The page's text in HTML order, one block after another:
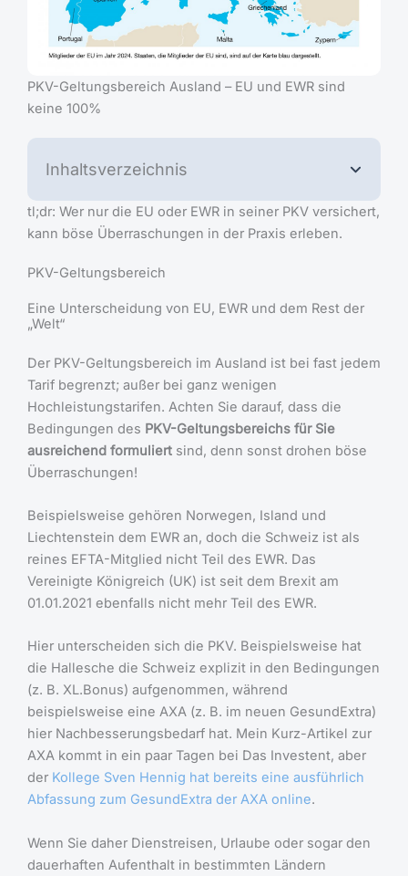
PKV-Geltungsbereich Ausland – EU und EWR sind
keine 100%
Inhaltsverzeichnis
tl;dr: Wer nur die EU oder EWR in seiner PKV versichert,
kann böse Überraschungen in der Praxis erleben.
PKV-Geltungsbereich
Eine Unterscheidung von EU, EWR und dem Rest der
„Welt“
Der PKV-Geltungsbereich im Ausland ist bei fast jedem
Tarif begrenzt; außer bei ganz wenigen
Hochleistungstarifen. Achten Sie darauf, dass die
Bedingungen des PKV-Geltungsbereichs für Sie
ausreichend formuliert sind, denn sonst drohen böse
Überraschungen!
Beispielsweise gehören Norwegen, Island und
Liechtenstein dem EWR an, doch die Schweiz ist als
reines EFTA-Mitglied nicht Teil des EWR. Das
Vereinigte Königreich (UK) ist seit dem Brexit am
01.01.2021 ebenfalls nicht mehr Teil des EWR.
Hier unterscheiden sich die PKV. Beispielsweise hat
die Hallesche die Schweiz explizit in den Bedingungen
(z. B. XL.Bonus) aufgenommen, während
beispielsweise eine AXA (z. B. im neuen GesundExtra)
hier Nachbesserungsbedarf hat. Mein Kurz-Artikel zur
AXA kommt in ein paar Tagen bei Das Investent, aber
der Kollege Sven Hennig hat bereits eine ausführlich
Abfassung zum GesundExtra der AXA online.
Wenn Sie daher Dienstreisen, Urlaube oder sogar den
dauerhaften Aufenthalt in bestimmten Ländern